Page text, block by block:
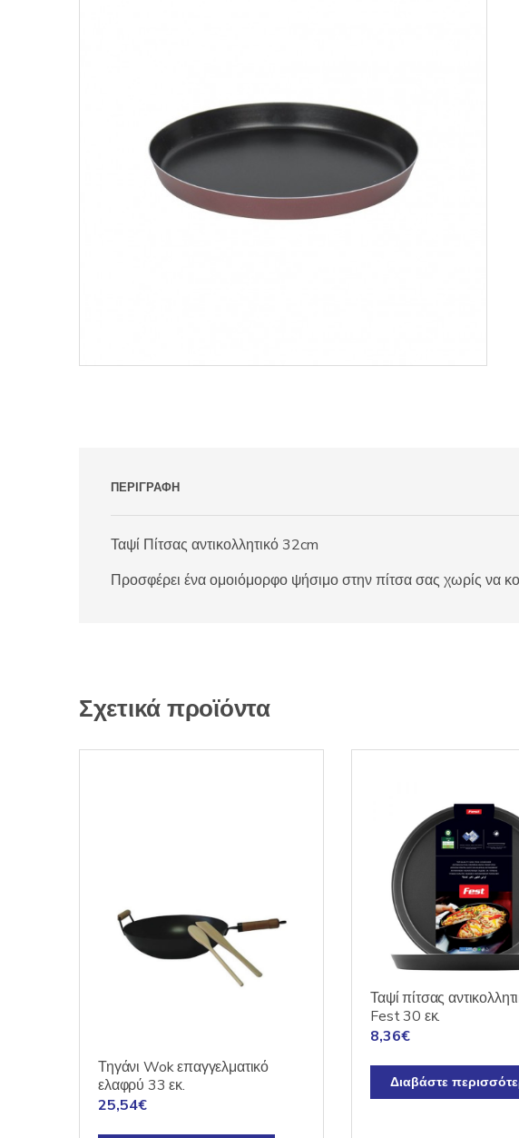
ΠΕΡΙΓΡΑΦΉ
Ταψί Πίτσας αντικολλητικό 32cm
Προσφέρει ένα ομοιόμορφο ψήσιμο στην πίτσα σας χωρίς να
Σχετικά προϊόντα
Τηγάνι Wok επαγγελματικό
ελαφρύ 33 εκ.
25,54€
Ταψί πίτσας
Fest 30 εκ.
8,36€
Διαβάστε